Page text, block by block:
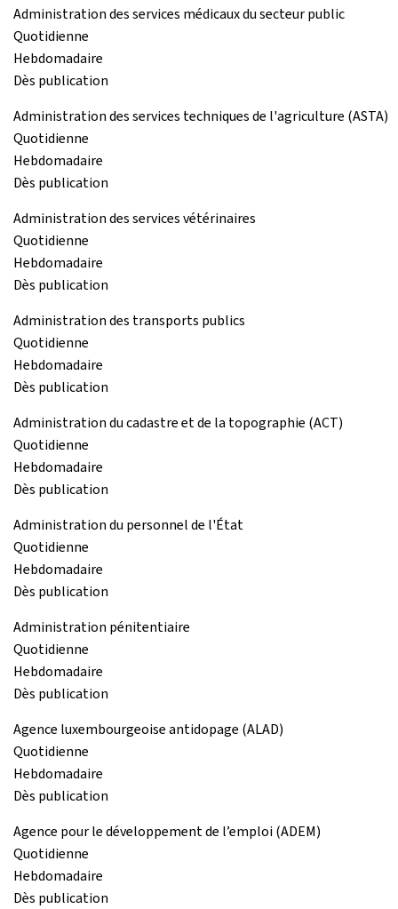
Administration des services médicaux du secteur public
Quotidienne
Hebdomadaire
Dès publication
Administration des services techniques de l'agriculture (ASTA)
Quotidienne
Hebdomadaire
Dès publication
Administration des services vétérinaires
Quotidienne
Hebdomadaire
Dès publication
Administration des transports publics
Quotidienne
Hebdomadaire
Dès publication
Administration du cadastre et de la topographie (ACT)
Quotidienne
Hebdomadaire
Dès publication
Administration du personnel de l'État
Quotidienne
Hebdomadaire
Dès publication
Administration pénitentiaire
Quotidienne
Hebdomadaire
Dès publication
Agence luxembourgeoise antidopage (ALAD)
Quotidienne
Hebdomadaire
Dès publication
Agence pour le développement de l’emploi (ADEM)
Quotidienne
Hebdomadaire
Dès publication